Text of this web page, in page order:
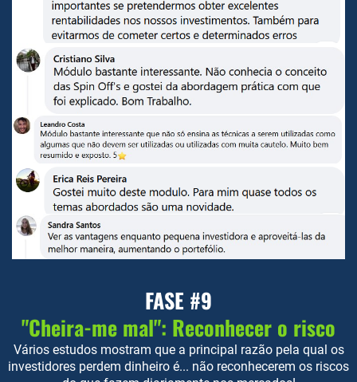
FASE #9
"Cheira-me mal": Reconhecer o risco
Vários estudos mostram que a principal razão pela qual os
investidores perdem dinheiro é... não reconhecerem os riscos